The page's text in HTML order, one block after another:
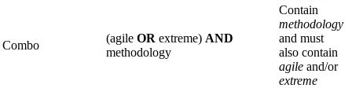
Combo
(agile OR extreme) AND
methodology
Contain
methodology
and must
also contain
agile and/or
extreme